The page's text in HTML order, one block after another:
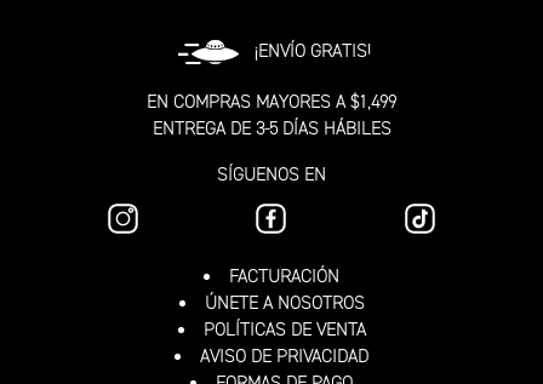
¡ENVÍO GRATIS!
EN COMPRAS MAYORES A $1,499
ENTREGA DE 3-5 DÍAS HÁBILES
SÍGUENOS EN
FACTURACIÓN
ÚNETE A NOSOTROS
POLÍTICAS DE VENTA
AVISO DE PRIVACIDAD